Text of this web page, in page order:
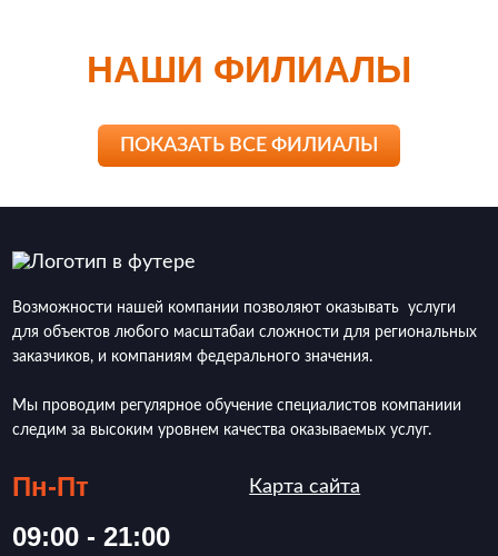
НАШИ ФИЛИАЛЫ
ПОКАЗАТЬ ВСЕ ФИЛИАЛЫ
Возможности нашей компании позволяют оказывать услуги
для объектов любого масштабаи сложности для региональных
заказчиков, и компаниям федерального значения.
Мы проводим регулярное обучение специалистов компаниии
следим за высоким уровнем качества оказываемых услуг.
Пн-Пт
09:00 - 21:00
Карта сайта